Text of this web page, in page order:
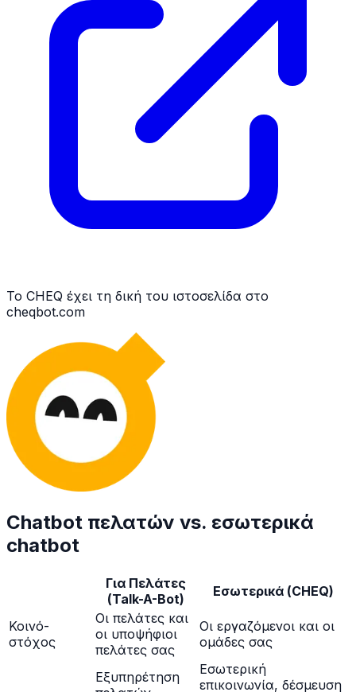
Το CHEQ έχει τη δική του ιστοσελίδα στο
cheqbot.com
Chatbot πελατών vs. εσωτερικά
chatbot
Για Πελάτες
(Talk-A-Bot)
Εσωτερικά (CHEQ)
Κοινό-
στόχος
Οι πελάτες και
οι υποψήφιοι
πελάτες σας
Οι εργαζόμενοι και οι
ομάδες σας
Εξυπηρέτηση
Εσωτερική
επικοινωνία, δέσμευση